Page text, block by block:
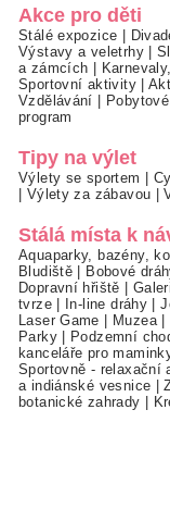
Akce pro děti
Stálé expozice
Výstavy a veletrhy|
a zámcích
Sportovní aktivity|
Vzdělávání
program
Tipy na výlet
Výlety se sportem
Výlety za zábavou |
Stálá místa k
Aquaparky, bazény,
Bludiště
Bobové
Dopravní hřiště
tvrze| In-line dráhy |
Laser Game
Muzea|
Parky| Podzemní
kanceláře pro
Sportovně - relaxační
a indiánské vesnice |
botanické zahrady